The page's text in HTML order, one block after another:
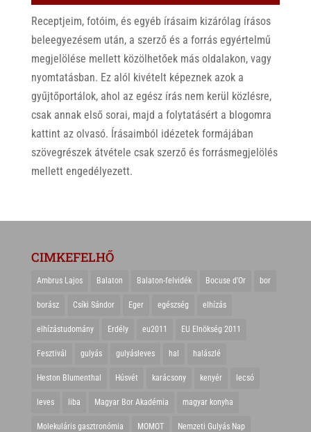
Receptjeim, fotóim, és egyéb írásaim kizárólag írásos
beleegyezésem után, a szerző és a forrás egyértelmű
megjelölése mellett közölhetőek más oldalakon, vagy
nyomtatásban. Ez alól kivételt képeznek azok a
gyűjtőportálok, ahol az egész írás nem kerül közlésre,
csak annak első sorai, majd a folytatásért a blogomra
kattint az olvasó. Írásaimból idézetek formájában
szövegrészek átvétele csak szerző és forrásmegjelölés
mellett engedélyezett.
CIMKEFELHŐ
Ambrus Lajos Balaton Balaton-felvidék Bocuse d'Or bor
borász Csíki Sándor Eger egészség elhízás
elhízástudomány Erdély eu2011 EU Elnökség 2011
Fesztivál gulyás gulyásleves hal halászlé
Heston Blumenthal Húsvét karácsony kenyér lecsó
leves liba Magyar Bor Akadémia magyar konyha
Molekuláris gasztronómia MOMOT Nemzeti Gulyás Nap